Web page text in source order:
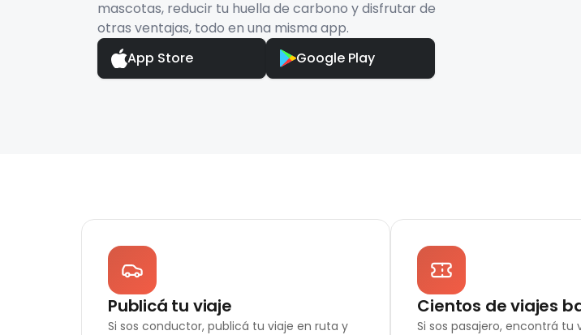
mascotas, reducir tu huella de carbono y disfrutar de
otras ventajas, todo en una misma app.
App Store
Google Play
Publicá tu viaje
Si sos conductor, publicá tu viaje en ruta y
Cientos de viajes
Si sos pasajero, encontrá tu